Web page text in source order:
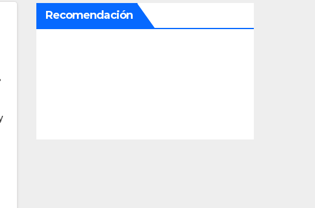
Recomendación